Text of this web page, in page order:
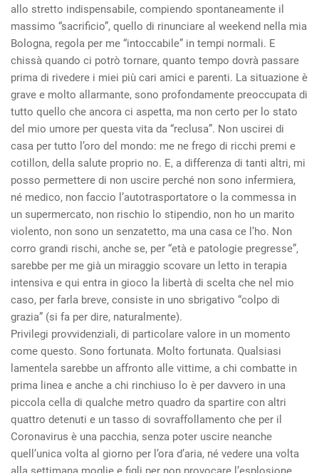
allo stretto indispensabile, compiendo spontaneamente il
massimo “sacrificio”, quello di rinunciare al weekend nella mia
Bologna, regola per me “intoccabile” in tempi normali. E
chissà quando ci potrò tornare, quanto tempo dovrà passare
prima di rivedere i miei più cari amici e parenti. La situazione è
grave e molto allarmante, sono profondamente preoccupata di
tutto quello che ancora ci aspetta, ma non certo per lo stato
del mio umore per questa vita da “reclusa”. Non uscirei di
casa per tutto l’oro del mondo: me ne frego di ricchi premi e
cotillon, della salute proprio no. E, a differenza di tanti altri, mi
posso permettere di non uscire perché non sono infermiera,
né medico, non faccio l’autotrasportatore o la commessa in
un supermercato, non rischio lo stipendio, non ho un marito
violento, non sono un senzatetto, ma una casa ce l’ho. Non
corro grandi rischi, anche se, per “età e patologie pregresse”,
sarebbe per me già un miraggio scovare un letto in terapia
intensiva e qui entra in gioco la libertà di scelta che nel mio
caso, per farla breve, consiste in uno sbrigativo “colpo di
grazia” (si fa per dire, naturalmente).
Privilegi provvidenziali, di particolare valore in un momento
come questo. Sono fortunata. Molto fortunata. Qualsiasi
lamentela sarebbe un affronto alle vittime, a chi combatte in
prima linea e anche a chi rinchiuso lo è per davvero in una
piccola cella di qualche metro quadro da spartire con altri
quattro detenuti e un tasso di sovraffollamento che per il
Coronavirus è una pacchia, senza poter uscire neanche
quell’unica volta al giorno per l’ora d’aria, né vedere una volta